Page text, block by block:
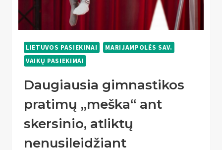
LIETUVOS PASIEKIMAI
MARIJAMPOLĖS SAV.
VAIKŲ PASIEKIMAI
Daugiausia gimnastikos
pratimų „meška“ ant
skersinio, atliktų
nenusileidžiant